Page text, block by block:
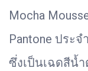
Mocha
Pantone ประจ
ซึ่งเป็นเฉดสีน้